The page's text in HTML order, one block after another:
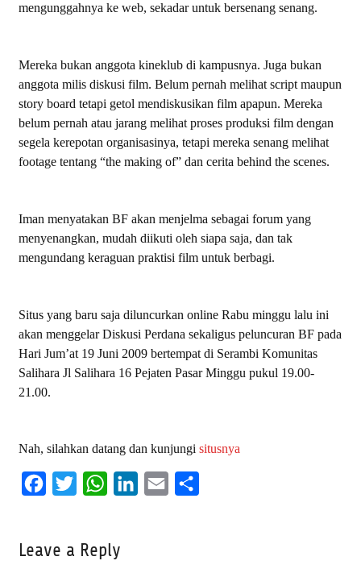
mengunggahnya ke web, sekadar untuk bersenang senang.
Mereka bukan anggota kineklub di kampusnya. Juga bukan
anggota milis diskusi film. Belum pernah melihat script maupun
story board tetapi getol mendiskusikan film apapun. Mereka
belum pernah atau jarang melihat proses produksi film dengan
segela kerepotan organisasinya, tetapi mereka senang melihat
footage tentang “the making of” dan cerita behind the scenes.
Iman menyatakan BF akan menjelma sebagai forum yang
menyenangkan, mudah diikuti oleh siapa saja, dan tak
mengundang keraguan praktisi film untuk berbagi.
Situs yang baru saja diluncurkan online Rabu minggu lalu ini
akan menggelar Diskusi Perdana sekaligus peluncuran BF pada
Hari Jum’at 19 Juni 2009 bertempat di Serambi Komunitas
Salihara Jl Salihara 16 Pejaten Pasar Minggu pukul 19.00-
21.00.
Nah, silahkan datang dan kunjungi situsnya
e
W
t
Leave a Reply